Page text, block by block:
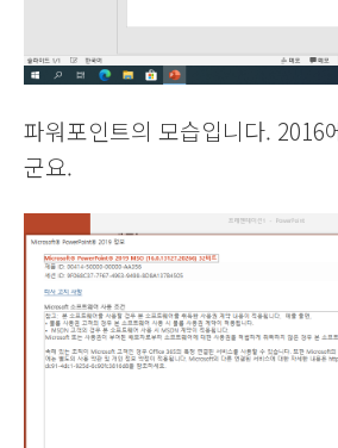
파워포인트의 모습입니다. 2016
군요.